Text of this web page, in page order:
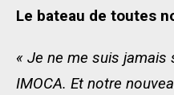
Le bateau de toutes
« Je ne me suis jamais
IMOCA. Et notre